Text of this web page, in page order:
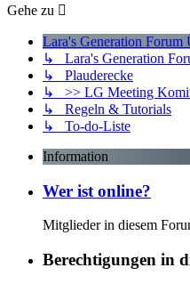
Gehe zu
Lara's Generation Forum
↳ Lara's Generation
↳ Plauderecke
↳ >> LG Meeting
↳ Regeln & Tutorials
↳ To-do-Liste
Information
Wer ist online?
Mitglieder in diesem
Berechtigungen in